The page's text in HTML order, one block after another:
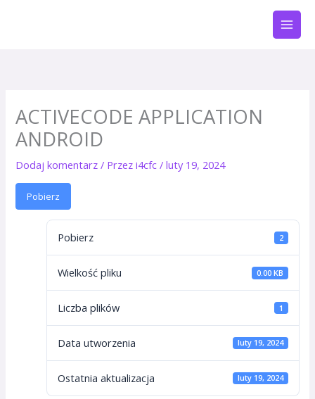
ACTIVECODE APPLICATION
ANDROID
Dodaj komentarz / Przezi4cfc/luty 19, 2024
Pobierz
Pobierz 2
Wielkość pliku 0.00 KB
Liczba plików 1
Data utworzenia luty 19, 2024
Ostatnia aktualizacja luty 19, 2024